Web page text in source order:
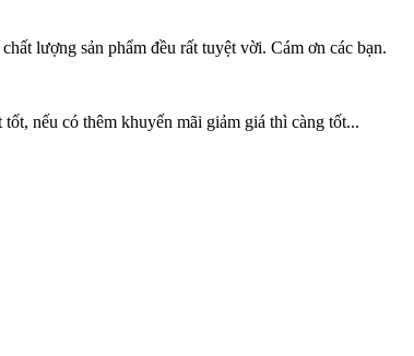
lượng sản phẩm đều rất tuyệt vời. Cám ơn các bạn.
nếu có thêm khuyến mãi giảm giá thì càng tốt...